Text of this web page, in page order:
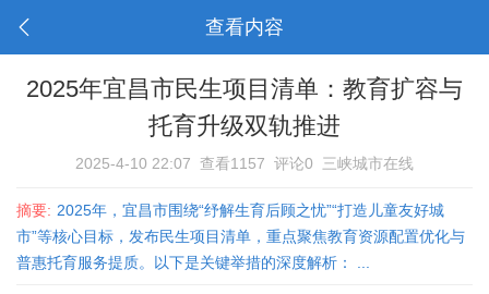
查看内容
2025年宜昌市民生项目清单：教育扩容与
托育升级双轨推进
2025-4-10 22:07 查看1157 评论0 三峡城市在线
摘要: 2025年，宜昌市围绕“纾解生育后顾之忧”“打造儿童友好城
市”等核心目标，发布民生项目清单，重点聚焦教育资源配置优化与
普惠托育服务提质。以下是关键举措的深度解析： ...